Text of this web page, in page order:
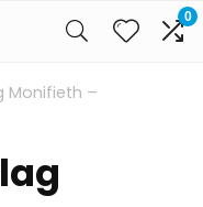
0
Monifieth –